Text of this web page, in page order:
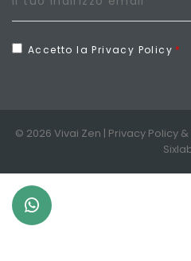
Accetto la Privacy Policy
© 2026 Vivai Zen | Privacy Policy &